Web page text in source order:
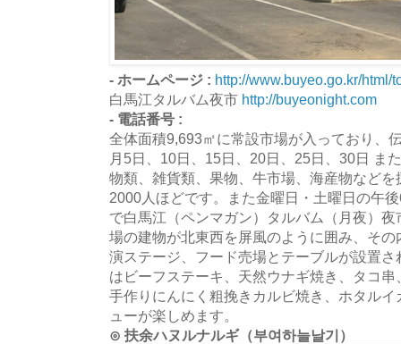
- ホームページ : http://www.buyeo.go.kr/html/
白馬江タルバム夜市 http://buyeonight.com
- 電話番号 :
全体面積9,693㎡に常設市場が入っており、
月5日、10日、15日、20日、25日、30日 ま
物類、雑貨類、果物、牛市場、海産物など
2000人ほどです。また金曜日・土曜日の午
で白馬江（ペンマガン）タルバム（月夜）
場の建物が北東西を屏風のように囲み、そ
演ステージ、フード売場とテーブルが設置
はビーフステーキ、天然ウナギ焼き、タコ
手作りにんにく粗挽きカルビ焼き、ホタル
ューが楽しめます。
⊙ 扶余ハヌルナルギ（부여하늘날기）